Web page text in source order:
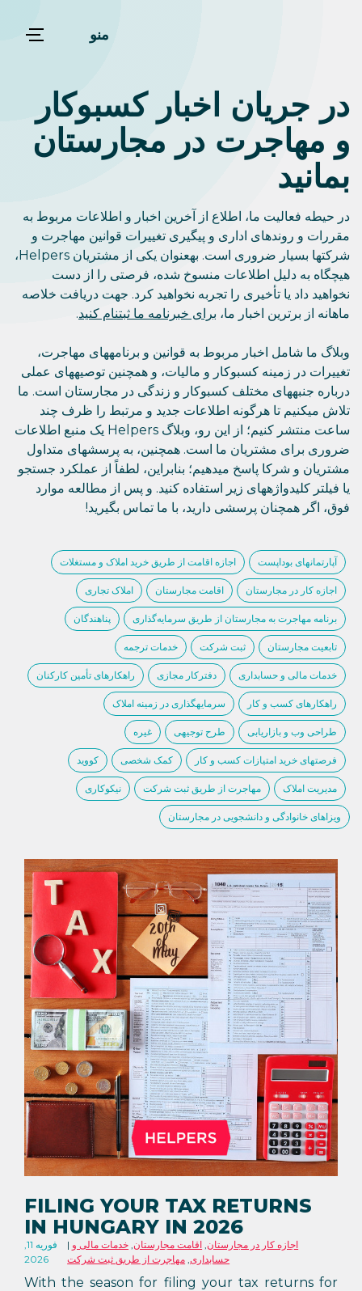
منو
در جریان اخبار کسبوکار
و مهاجرت در مجارستان
بمانید
در حیطه فعالیت ما، اطلاع از آخرین اخبار و اطلاعات مربوط به
مقررات و روندهای اداری و پیگیری تغییرات قوانین مهاجرت و
شرکتها بسیار ضروری است. بهعنوان یکی از مشتریان Helpers،
هیچگاه به دلیل اطلاعات منسوخ شده، فرصتی را از دست
نخواهید داد یا تأخیری را تجربه نخواهید کرد. جهت دریافت خلاصه
ماهانه از برترین اخبار ما، برای خبرنامه ما ثبتنام کنید.
وبلاگ ما شامل اخبار مربوط به قوانین و برنامههای مهاجرت،
تغییرات در زمینه کسبوکار و مالیات، و همچنین توصیههای عملی
درباره جنبههای مختلف کسبوکار و زندگی در مجارستان است. ما
تلاش میکنیم تا هرگونه اطلاعات جدید و مرتبط را ظرف چند
ساعت منتشر کنیم؛ از این رو، وبلاگ Helpers یک منبع اطلاعات
ضروری برای مشتریان ما است. همچنین، به پرسشهای متداول
مشتریان و شرکا پاسخ میدهیم؛ بنابراین، لطفاً از عملکرد جستجو
یا فیلتر کلیدواژههای زیر استفاده کنید. و پس از مطالعه موارد
فوق، اگر همچنان پرسشی دارید، با ما تماس بگیرید!
آپارتمانهای بوداپست اجازه اقامت از طریق خرید املاک و مستغلات
اجازه کار در مجارستان اقامت مجارستان املاک تجاری
برنامه مهاجرت به مجارستان از طریق سرمایه‌گذاری پناهندگان
تابعیت مجارستان ثبت شرکت خدمات ترجمه
خدمات مالی و حسابداری دفترکار مجازی راهکارهای تأمین کارکنان
راهکارهای کسب و کار سرمایهگذاری در زمینه املاک
طراحی وب و بازاریابی طرح توجیهی غیره
فرصتهای خرید امتیازات کسب و کار کمک شخصی کووید
مدیریت املاک مهاجرت از طریق ثبت شرکت نیکوکاری
ویزاهای خانوادگی و دانشجویی در مجارستان
FILING YOUR TAX RETURNS
IN HUNGARY IN 2026
فوریه 11,
2026
اجازه کار در مجارستان, اقامت مجارستان, خدمات مالی و
حسابداری, مهاجرت از طریق ثبت شرکت
With the season for filing your tax returns for